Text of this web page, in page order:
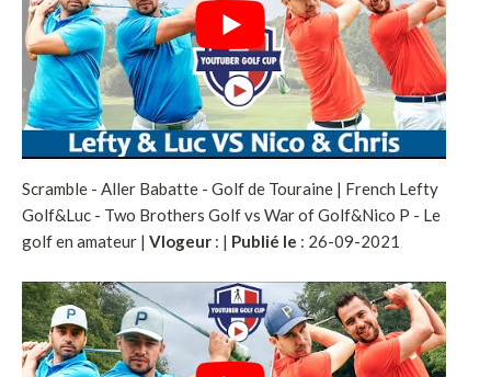
Scramble - Aller Babatte - Golf de Touraine | French Lefty
Golf&Luc - Two Brothers Golf vs War of Golf&Nico P - Le
golf en amateur | Vlogeur : | Publié le : 26-09-2021